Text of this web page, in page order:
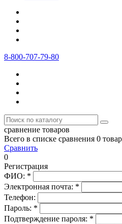
8-800-707-79-80
сравнение товаров
Всего в списке сравнения 0
Сравнить
0
Регистрация
ФИО: *
Электронная почта: *
Телефон:
Пароль: *
Подтверждение пароля: *